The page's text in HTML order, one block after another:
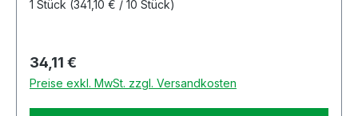
1 Stück (341,10 € / 10 Stück)
Regulärer Preis:
34,11 €
Preise exkl. MwSt. zzgl. Versandkosten